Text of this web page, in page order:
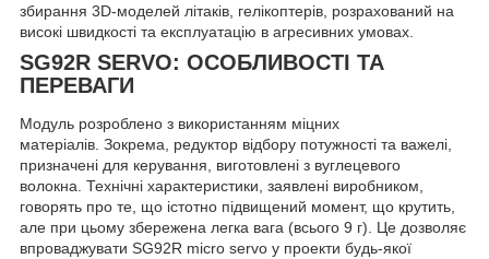
збирання 3D-моделей літаків, гелікоптерів, розрахований на
високі швидкості та експлуатацію в агресивних умовах.
SG92R SERVO: ОСОБЛИВОСТІ ТА
ПЕРЕВАГИ
Модуль розроблено з використанням міцних
матеріалів. Зокрема, редуктор відбору потужності та важелі,
призначені для керування, виготовлені з вуглецевого
волокна. Технічні характеристики, заявлені виробником,
говорять про те, що істотно підвищений момент, що крутить,
але при цьому збережена легка вага (всього 9 г). Це дозволяє
впроваджувати SG92R micro servo у проекти будь-якої